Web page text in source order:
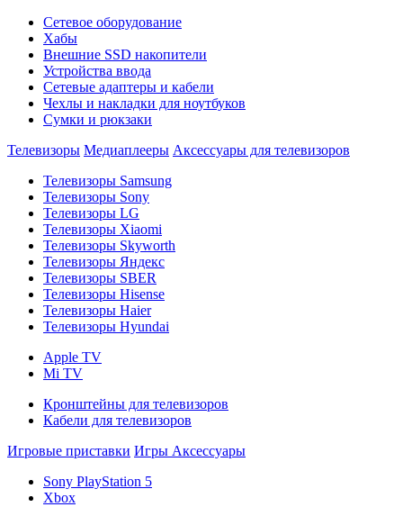
Сетевое оборудование
Хабы
Внешние SSD накопители
Устройства ввода
Сетевые адаптеры и кабели
Чехлы и накладки для ноутбуков
Сумки и рюкзаки
Телевизоры Медиаплееры Аксессуары для телевизоров
Телевизоры Samsung
Телевизоры Sony
Телевизоры LG
Телевизоры Xiaomi
Телевизоры Skyworth
Телевизоры Яндекс
Телевизоры SBER
Телевизоры Hisense
Телевизоры Haier
Телевизоры Hyundai
Apple TV
Mi TV
Кронштейны для телевизоров
Кабели для телевизоров
Игровые приставки Игры Аксессуары
Sony PlayStation 5
Xbox